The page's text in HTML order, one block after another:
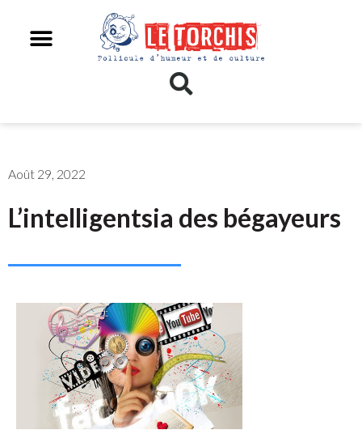
Août 29, 2022
L’intelligentsia des bégayeurs